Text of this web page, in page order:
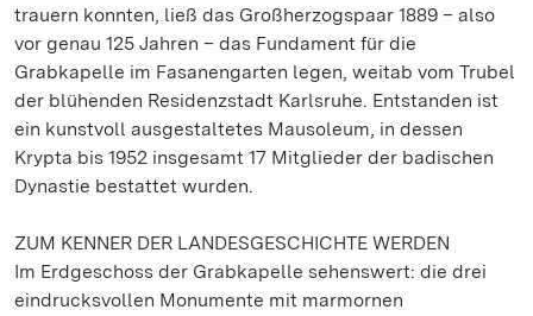
trauern konnten, ließ das Großherzogspaar 1889 – also
vor genau 125 Jahren – das Fundament für die
Grabkapelle im Fasanengarten legen, weitab vom Trubel
der blühenden Residenzstadt Karlsruhe. Entstanden ist
ein kunstvoll ausgestaltetes Mausoleum, in dessen
Krypta bis 1952 insgesamt 17 Mitglieder der badischen
Dynastie bestattet wurden.
ZUM KENNER DER LANDESGESCHICHTE WERDEN
Im Erdgeschoss der Grabkapelle sehenswert: die drei
eindrucksvollen Monumente mit marmornen